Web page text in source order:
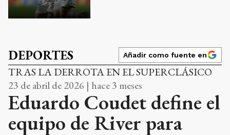
DEPORTES Añadir como fuente en
TRAS LA DERROTA EN EL SUPERCLÁSICO
23 de abril de 2026 | hace 3 meses
Eduardo Coudet define el
equipo de River para